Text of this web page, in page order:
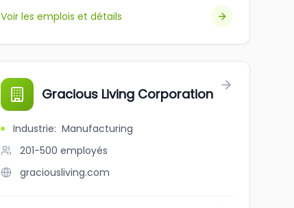
Voir les emplois et détails
Gracious Living Corporation
Industrie: Manufacturing
201-500 employés
graciousliving.com